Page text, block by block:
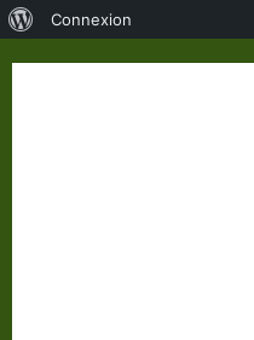
Connexion